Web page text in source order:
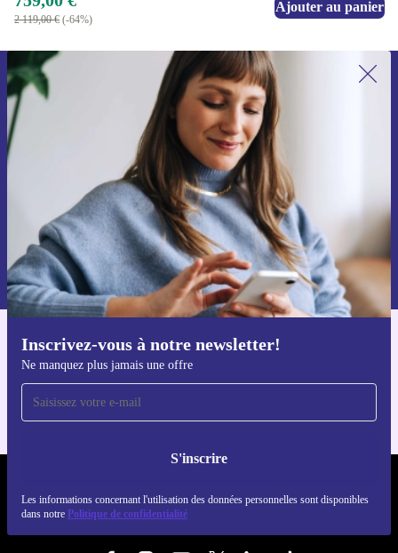
2 119,00 € (-64%)
Ajouter au panier
Inscrivez-vous à notre newsletter!
Ne manquez plus jamais une offre
S'inscrire
Les informations concernant l'utilisation des données personnelles sont disponibles
dans notre Politique de confidentialité
Recevoir offres et infos de refurbed
par mail
Ne manquez plus aucune offre.
S'inscrire
Retrouvez les informations sur l'utilisation des données personnelles
dans notre
politique de confidentialité.
Téléchargez l'application refurbed
Pour iOS et Android